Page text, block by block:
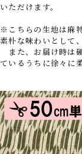
いただけます。
※こちらの生地は麻
素朴な味わいとして
また、お届け時は
ているうちに徐々に